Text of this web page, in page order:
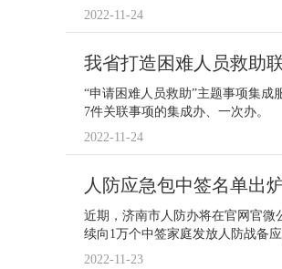
2022-11-24
我省打造困难人员救助
“申请困难人员救助”主题事项集成
7件关联事项的集成办、一次办。
2022-11-24
人防应急包中签名单出
近期，济南市人防办将在官网官
续向1万个中签家庭发放人防战备应
2022-11-23